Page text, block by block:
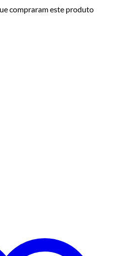
compraram este produto